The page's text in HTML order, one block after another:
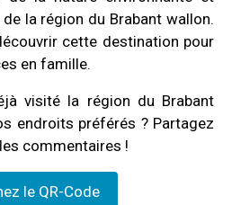
la région du Brabant wallon.
cette destination pour
en famille.
visité la région du Brabant
endroits préférés ? Partagez
commentaires !
le QR-Code